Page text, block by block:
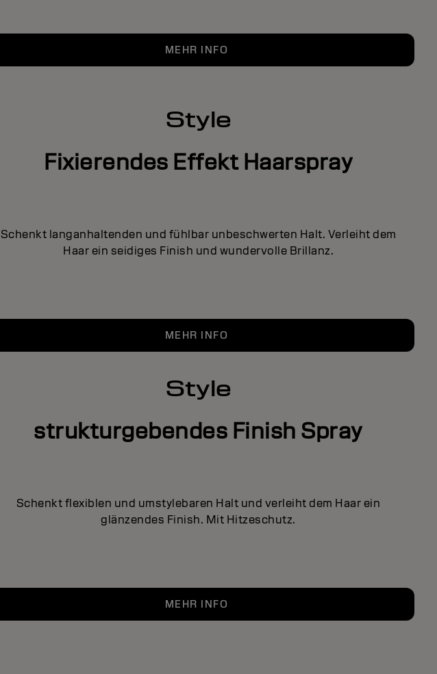
MEHR INFO
Style
Fixierendes Effekt Haarspray
Schenkt langanhaltenden und fühlbar unbeschwerten Halt. Verleiht dem
Haar ein seidiges Finish und wundervolle Brillanz.
MEHR INFO
Style
strukturgebendes Finish Spray
Schenkt flexiblen und umstylebaren Halt und verleiht dem Haar ein
glänzendes Finish. Mit Hitzeschutz.
MEHR INFO